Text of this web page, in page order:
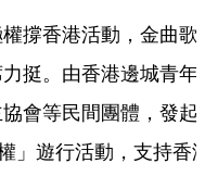
撐香港活動，金曲歌
挺。由香港邊城青年
會等民間團體，發起
」遊行活動，支持香